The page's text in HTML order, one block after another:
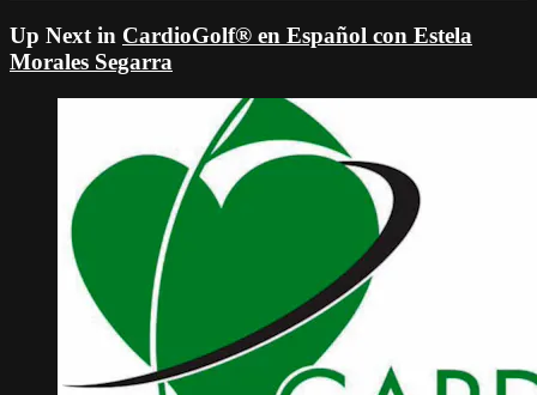
Up Next in CardioGolf® en Español con Estela
Morales Segarra